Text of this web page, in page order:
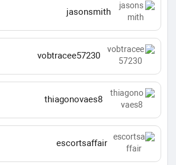
jasonsmith
vobtracee57230
thiagonovaes8
escortsaffair